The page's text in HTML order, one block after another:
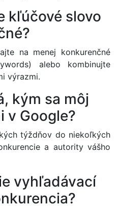
kľúčové slovo
na menej konkurenčné
alebo kombinujte
výrazmi.
kým sa môj
v Google?
týždňov do niekoľkých
a autority vášho
vyhľadávací